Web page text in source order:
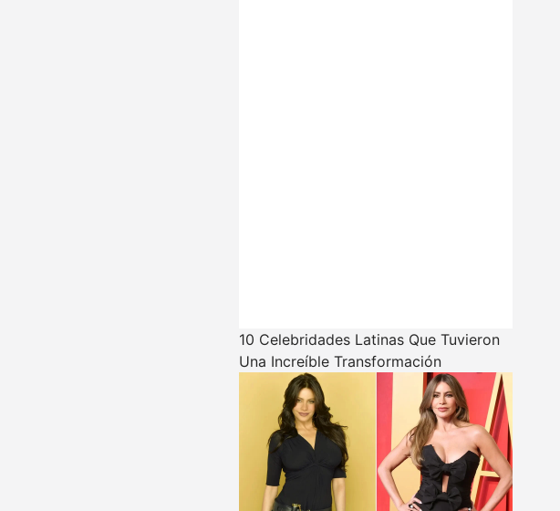
10 Celebridades Latinas Que Tuvieron
Una Increíble Transformación